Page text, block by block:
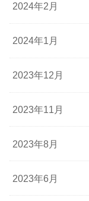
2024年2月
2024年1月
2023年12月
2023年11月
2023年8月
2023年6月